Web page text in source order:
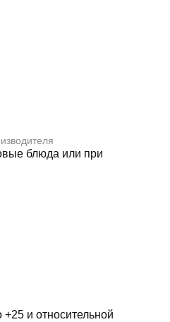
блюда или при
и относительной